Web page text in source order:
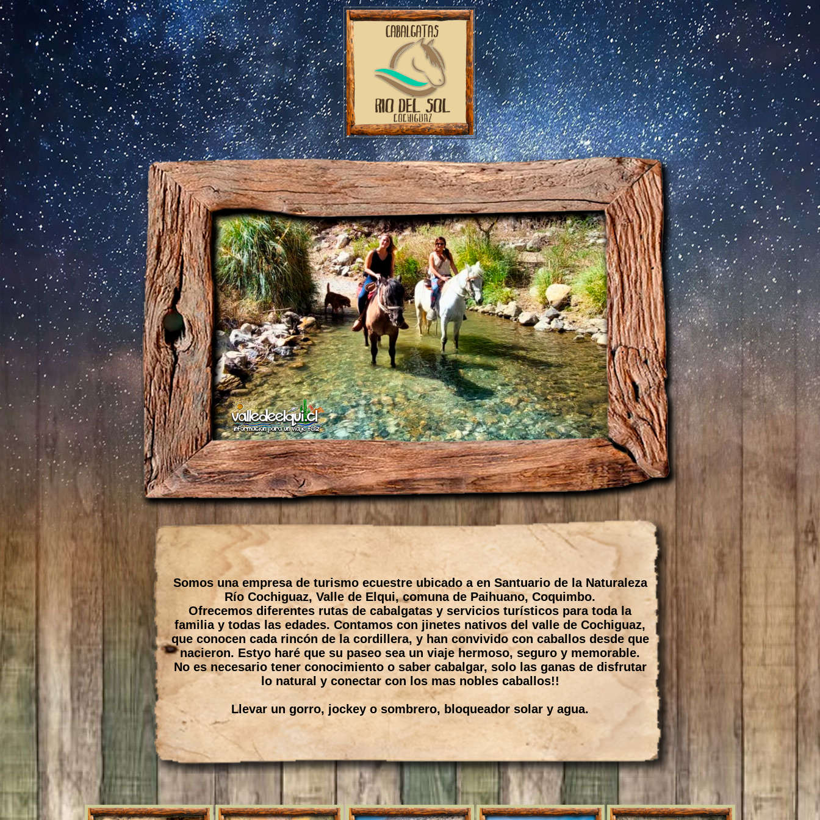
Somos una empresa de turismo ecuestre ubicado a en Santuario de la Naturaleza
Río Cochiguaz, Valle de Elqui, comuna de Paihuano, Coquimbo.
Ofrecemos diferentes rutas de cabalgatas y servicios turísticos para toda la
familia y todas las edades. Contamos con jinetes nativos del valle de Cochiguaz,
que conocen cada rincón de la cordillera, y han convivido con caballos desde que
nacieron. Estyo haré que su paseo sea un viaje hermoso, seguro y memorable.
No es necesario tener conocimiento o saber cabalgar, solo las ganas de disfrutar
lo natural y conectar con los mas nobles caballos!!
Llevar un gorro, jockey o sombrero, bloqueador solar y agua.